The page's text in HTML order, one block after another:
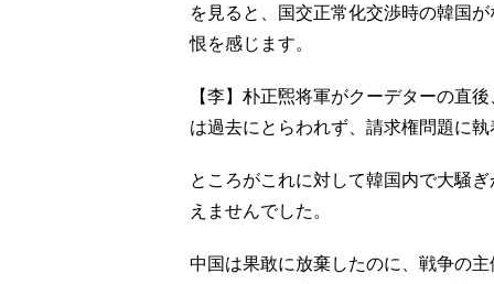
を見ると、国交正常化交渉時の韓国
恨を感じます。
【李】朴正煕将軍がクーデターの直
は過去にとらわれず、請求権問題に執
ところがこれに対して韓国内で大騒
えませんでした。
中国は果敢に放棄したのに、戦争の